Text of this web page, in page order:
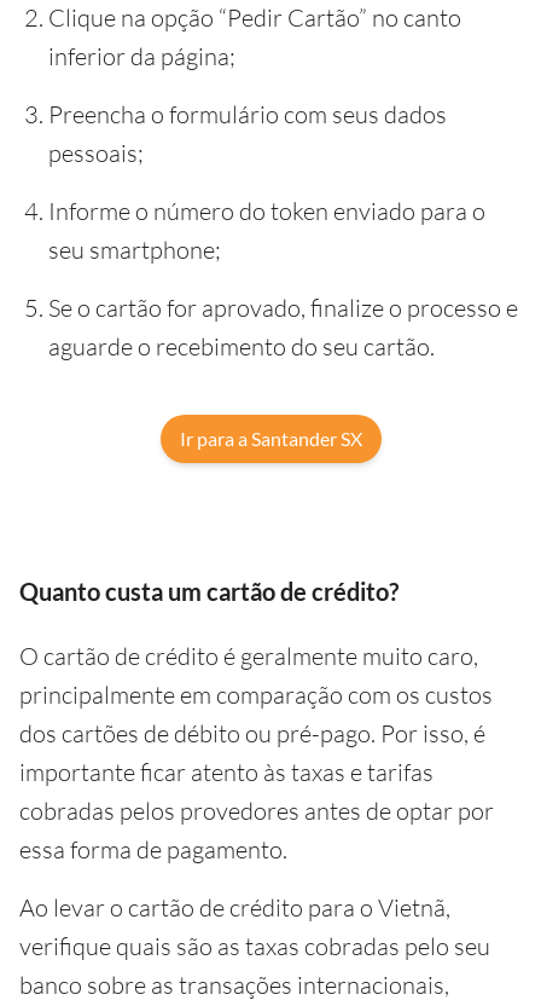
Clique na opção “Pedir Cartão” no canto
inferior da página;
Preencha o formulário com seus dados
pessoais;
Informe o número do token enviado para o
seu smartphone;
Se o cartão for aprovado, finalize o processo e
aguarde o recebimento do seu cartão.
Ir para a Santander SX
Quanto custa um cartão de crédito?
O cartão de crédito é geralmente muito caro,
principalmente em comparação com os custos
dos cartões de débito ou pré-pago. Por isso, é
importante ficar atento às taxas e tarifas
cobradas pelos provedores antes de optar por
essa forma de pagamento.
Ao levar o cartão de crédito para o Vietnã,
verifique quais são as taxas cobradas pelo seu
banco sobre as transações internacionais,